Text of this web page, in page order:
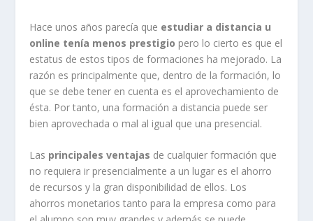
Hace unos años parecía que estudiar a distancia u
online tenía menos prestigio pero lo cierto es que el
estatus de estos tipos de formaciones ha mejorado. La
razón es principalmente que, dentro de la formación, lo
que se debe tener en cuenta es el aprovechamiento de
ésta. Por tanto, una formación a distancia puede ser
bien aprovechada o mal al igual que una presencial.
Las principales ventajas de cualquier formación que
no requiera ir presencialmente a un lugar es el ahorro
de recursos y la gran disponibilidad de ellos. Los
ahorros monetarios tanto para la empresa como para